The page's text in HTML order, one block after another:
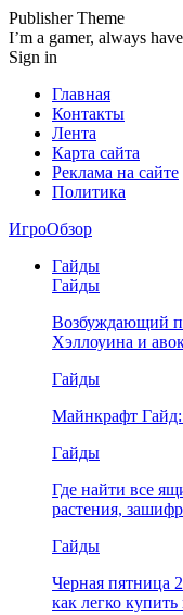
Publisher Theme
I’m a gamer, always
Sign in
Главная
Контакты
Лента
Карта сайта
Реклама на сайте
Политика
ИгроОбзор
Гайды
Гайды
Возбуждающий
Хэллоуина и
Гайды
Майнкрафт
Гайды
Где найти все
растения,
Гайды
Черная пятница
как легко